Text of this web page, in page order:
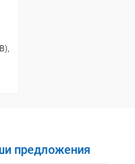
предложения